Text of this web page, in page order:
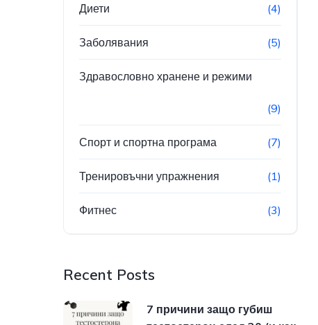
Диети (4)
Заболявания (5)
Здравословно хранене и режими
(9)
Спорт и спортна програма (7)
Тренировъчни упражнения (1)
Фитнес (3)
Recent Posts
7 причини защо губиш